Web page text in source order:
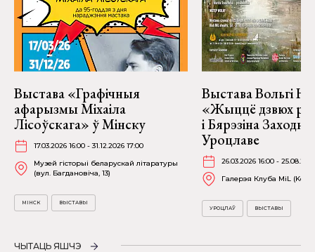
Выстава «Графічныя
афарызмы Міхаіла
Лісоўскага» ў Мінску
17.03.2026 16:00 - 31.12.2026 17:00
Музей гісторыі беларускай літаратуры
(вул. Багдановіча, 13)
МІНСК ВЫСТАВЫ
Выстава Вольгі
«Жыццё дзвюх
і Бярэзіна
Уроцлаве
26.03.2026 16:00 -
Галерэя Клуба MiL
УРОЦЛАЎ ВЫСТАВЫ
ЧЫТАЦЬ ЯШЧЭ